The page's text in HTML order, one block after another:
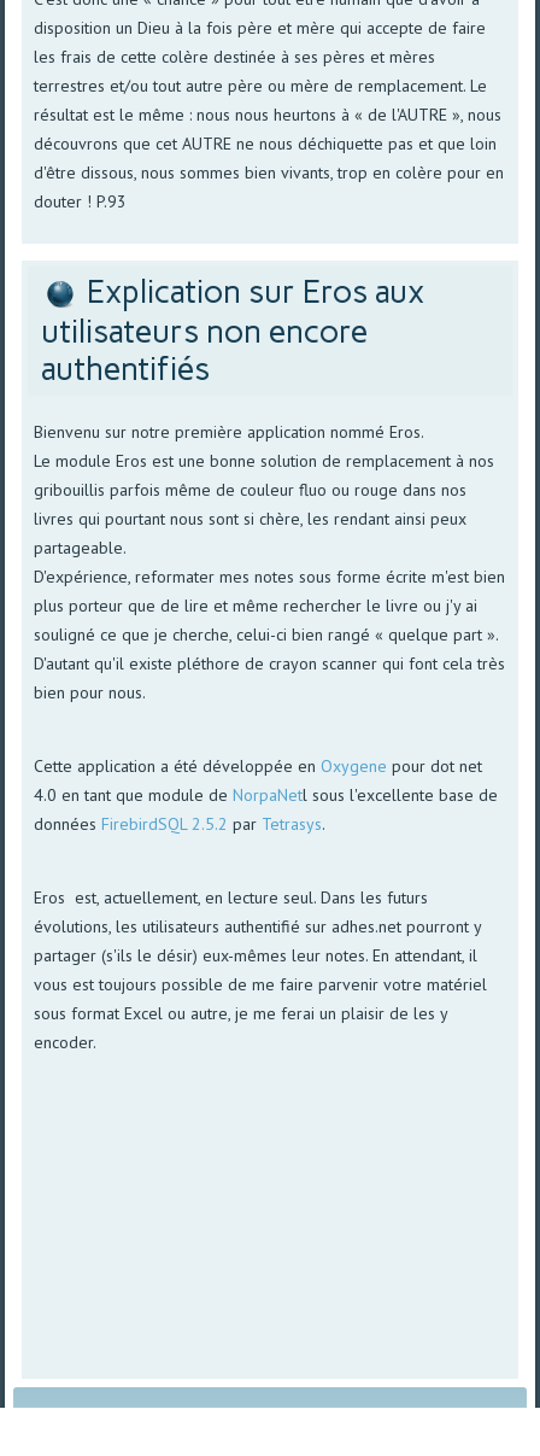
disposition un Dieu à la fois père et mère qui accepte de faire
les frais de cette colère destinée à ses pères et mères
terrestres et/ou tout autre père ou mère de remplacement. Le
résultat est le même : nous nous heurtons à « de l'AUTRE », nous
découvrons que cet AUTRE ne nous déchiquette pas et que loin
d'être dissous, nous sommes bien vivants, trop en colère pour en
douter ! P.93
Explication sur Eros aux
utilisateurs non encore
authentifiés
Bienvenu sur notre première application nommé Eros.
Le module Eros est une bonne solution de remplacement à nos
gribouillis parfois même de couleur fluo ou rouge dans nos
livres qui pourtant nous sont si chère, les rendant ainsi peux
partageable.
D'expérience, reformater mes notes sous forme écrite m'est bien
plus porteur que de lire et même rechercher le livre ou j'y ai
souligné ce que je cherche, celui-ci bien rangé « quelque part ».
D'autant qu'il existe pléthore de crayon scanner qui font cela très
bien pour nous.
Cette application a été développée en Oxygene pour dot net
4.0 en tant que module deNorpaNetl sous l'excellente base de
donnéesFirebirdSQL 2.5.2 par Tetrasys.
Eros est, actuellement, en lecture seul. Dans les futurs
évolutions, les utilisateurs authentifié sur adhes.net pourront y
partager (s'ils le désir) eux-mêmes leur notes. En attendant, il
vous est toujours possible de me faire parvenir votre matériel
sous format Excel ou autre, je me ferai un plaisir de les y
encoder.